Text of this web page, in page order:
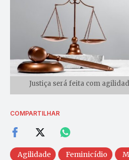
Justiça será feita com
COMPARTILHAR
Agilidade Feminicídio